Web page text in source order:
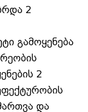
2
გამოყენება
2
და